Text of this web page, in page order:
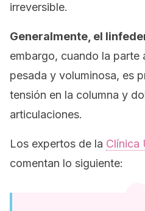
irreversible.
Generalmente, el
embargo, cuando la parte
pesada y voluminosa, es
tensión en la columna y
articulaciones.
Los expertos de la Clínica
comentan lo siguiente: